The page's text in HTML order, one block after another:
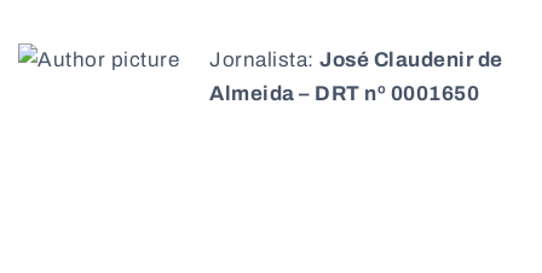
Jornalista: José Claudenir de
Almeida – DRT nº 0001650